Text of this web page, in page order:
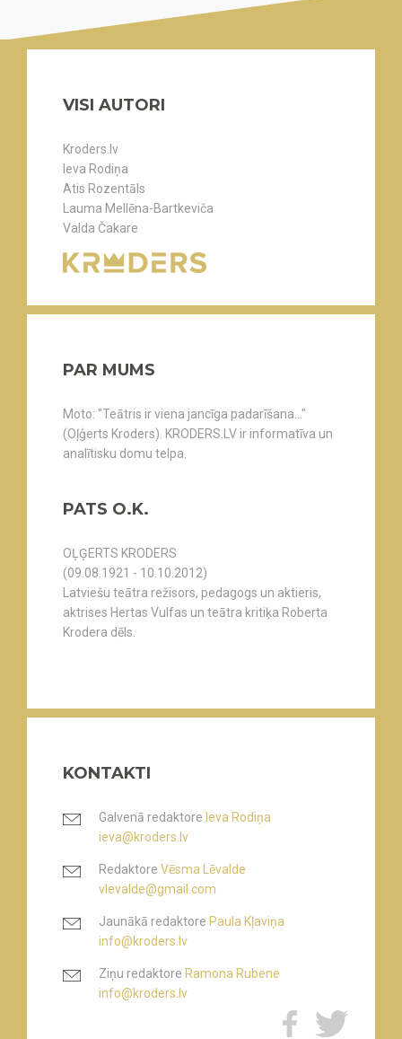
VISI AUTORI
Kroders.lv
Ieva Rodiņa
Atis Rozentāls
Lauma Mellēna-Bartkeviča
Valda Čakare
PAR MUMS
Moto: "Teātris ir viena jancīga padarīšana..."
(Oļģerts Kroders). KRODERS.LV ir informatīva un
analītisku domu telpa.
PATS O.K.
OĻĢERTS KRODERS
(09.08.1921 - 10.10.2012)
Latviešu teātra režisors, pedagogs un aktieris,
aktrises Hertas Vulfas un teātra kritiķa Roberta
Krodera dēls.
KONTAKTI
Galvenā redaktore Ieva Rodiņa
ieva@kroders.lv
Redaktore Vēsma Lēvalde
vlevalde@gmail.com
Jaunākā redaktore Paula Kļaviņa
info@kroders.lv
Ziņu redaktore Ramona Rubene
info@kroders.lv